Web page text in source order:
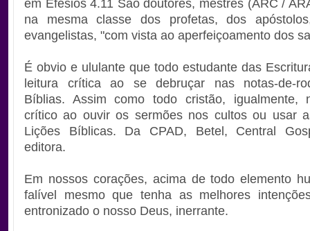
em Efésios 4.11 São doutores, mestres (ARC /
na mesma classe dos profetas, dos
evangelistas, "com vista ao aperfeiçoamento dos
É obvio e ululante que todo estudante das
leitura crítica ao se debruçar nas notas-de-
Bíblias. Assim como todo cristão, igualmente,
crítico ao ouvir os sermões nos cultos ou usar
Lições Bíblicas. Da CPAD, Betel, Central
editora.
Em nossos corações, acima de todo elemento
falível mesmo que tenha as melhores
entronizado o nosso Deus, inerrante.